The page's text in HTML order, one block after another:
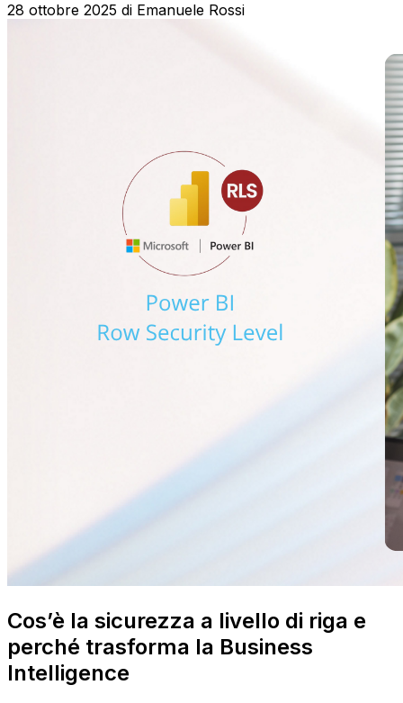
28 ottobre 2025 di Emanuele Rossi
Cos’è la sicurezza a livello di riga e
perché trasforma la Business
Intelligence